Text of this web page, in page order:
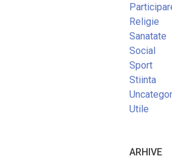
Religie
Sanatate
Social
Sport
Stiinta
Utile
ARHIVE